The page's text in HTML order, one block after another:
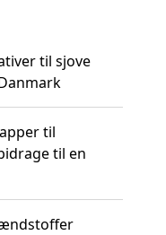
til sjove
til
til en